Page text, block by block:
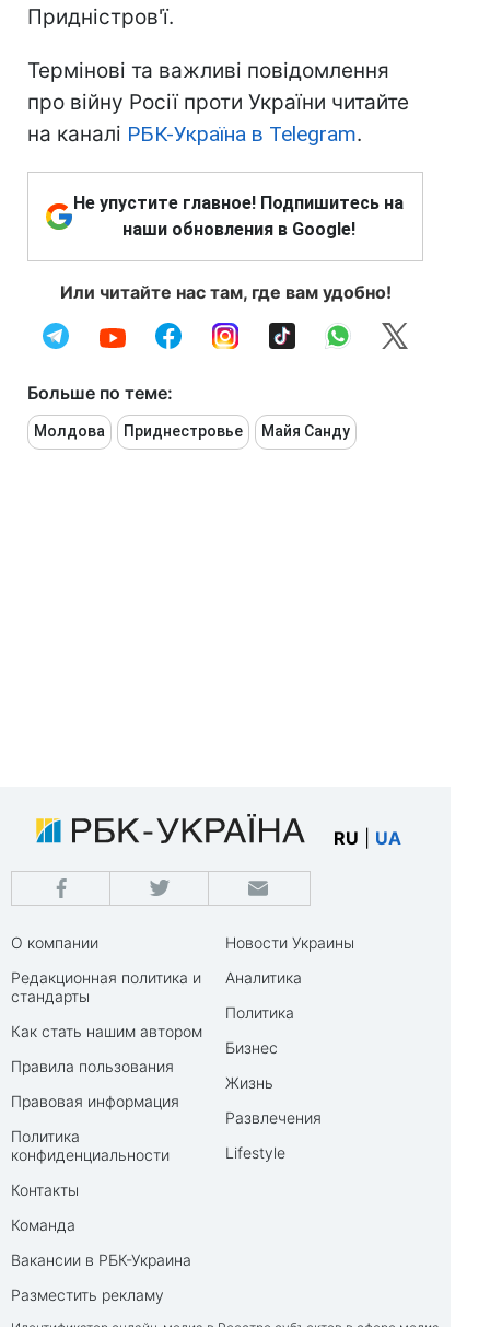
Придністров'ї.
Термінові та важливі повідомлення
про війну Росії проти України читайте
на каналі РБК-Україна в Telegram.
Не упустите главное! Подпишитесь на
наши обновления в Google!
Или читайте нас там, где вам удобно!
Больше по теме:
Молдова Приднестровье Майя Санду
RU UA
О компании
Редакционная политика и
стандарты
Как стать нашим автором
Правила пользования
Правовая информация
Политика
конфиденциальности
Контакты
Команда
Вакансии в РБК-Украина
Разместить рекламу
Новости Украины
Аналитика
Политика
Бизнес
Жизнь
Развлечения
Lifestyle